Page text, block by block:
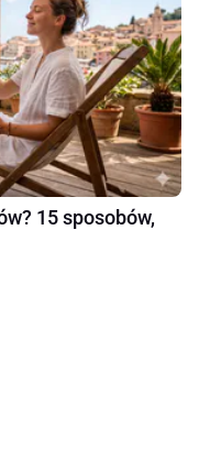
15 sposobów,